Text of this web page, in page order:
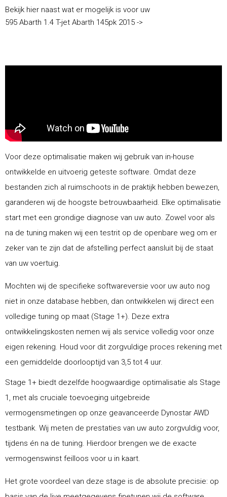
Bekijk hier naast wat er mogelijk is voor uw
595 Abarth 1.4 T-jet Abarth 145pk 2015 ->
Voor deze optimalisatie maken wij gebruik van in-house
ontwikkelde en uitvoerig geteste software. Omdat deze
bestanden zich al ruimschoots in de praktijk hebben bewezen,
garanderen wij de hoogste betrouwbaarheid. Elke optimalisatie
start met een grondige diagnose van uw auto. Zowel voor als
na de tuning maken wij een testrit op de openbare weg om er
zeker van te zijn dat de afstelling perfect aansluit bij de staat
van uw voertuig.
Mochten wij de specifieke softwareversie voor uw auto nog
niet in onze database hebben, dan ontwikkelen wij direct een
volledige tuning op maat (Stage 1+). Deze extra
ontwikkelingskosten nemen wij als service volledig voor onze
eigen rekening. Houd voor dit zorgvuldige proces rekening met
een gemiddelde doorlooptijd van 3,5 tot 4 uur.
Stage 1+ biedt dezelfde hoogwaardige optimalisatie als Stage
1, met als cruciale toevoeging uitgebreide
vermogensmetingen op onze geavanceerde Dynostar AWD
testbank. Wij meten de prestaties van uw auto zorgvuldig voor,
tijdens én na de tuning. Hierdoor brengen we de exacte
vermogenswinst feilloos voor u in kaart.
Het grote voordeel van deze stage is de absolute precisie: op